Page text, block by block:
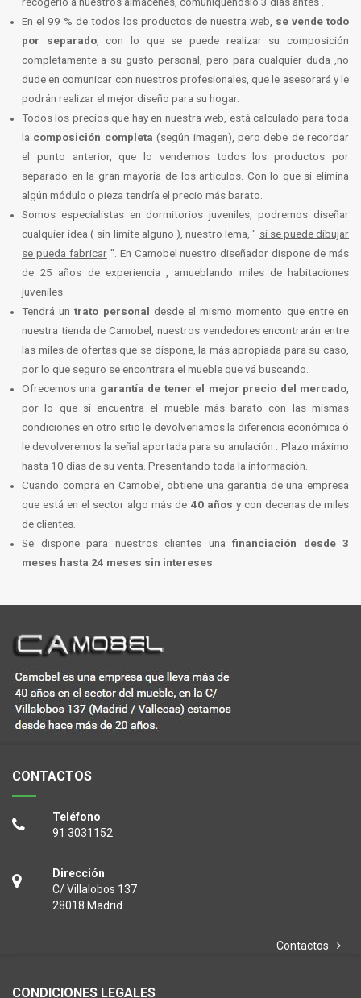
En el 99 % de todos los productos de nuestra web, se vende todo
por separado, con lo que se puede realizar su composición
completamente a su gusto personal, pero para cualquier duda ,no
dude en comunicar con nuestros profesionales, que le asesorará y le
podrán realizar el mejor diseño para su hogar.
Todos los precios que hay en nuestra web, está calculado para toda
la composición completa (según imagen), pero debe de recordar
el punto anterior, que lo vendemos todos los productos por
separado en la gran mayoría de los artículos. Con lo que si elimina
algún módulo o pieza tendría el precio más barato.
Somos especialistas en dormitorios juveniles, podremos diseñar
cualquier idea ( sin límite alguno ), nuestro lema, " si se puede dibujar
se pueda fabricar". En Camobel nuestro diseñador dispone de más
de 25 años de experiencia , amueblando miles de habitaciones
juveniles.
Tendrá untrato personal desde el mismo momento que entre en
nuestra tienda de Camobel, nuestros vendedores encontrarán entre
las miles de ofertas que se dispone, la más apropiada para su caso,
por lo que seguro se encontrara el mueble que vá buscando.
Ofrecemos una garantía de tener el mejor precio del mercado,
por lo que si encuentra el mueble más barato con las mismas
condiciones en otro sitio le devolveriamos la diferencia económica ó
le devolveremos la señal aportada para su anulación . Plazo máximo
hasta 10 días de su venta. Presentando toda la información.
Cuando compra en Camobel, obtiene una garantia de una empresa
que está en el sector algo más de 40 años y con decenas de miles
de clientes.
Se dispone para nuestros clientes una financiación desde 3
meses hasta 24 meses sin intereses.
CONTACTOS
Teléfono
91 3031152
Dirección
C/ Villalobos 137
28018 Madrid
Contactos
CONDICIONES LEGALES